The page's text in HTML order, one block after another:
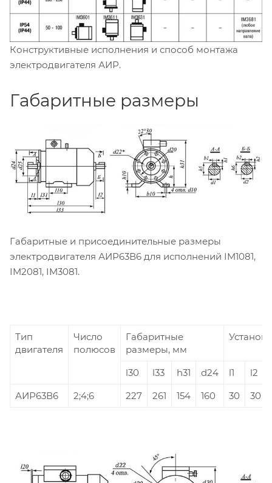
Конструктивные исполнения и способ монтажа
электродвигателя АИР.
Габаритные размеры
Габаритные и присоединительные размеры
электродвигателя АИР63В6 для исполнений IM1081,
IM2081, IM3081.
Тип
двигателя
Число
полюсов
Габаритные
размеры, мм
l30 l33 h31 d24 l1 l2
АИР63В6
2;4;6 227 261 154 160 30 30